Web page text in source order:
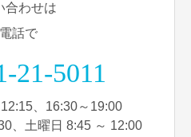
合わせは
話で
21-5011
、16:30～19:00
、土曜日 8:45 ～ 12:00